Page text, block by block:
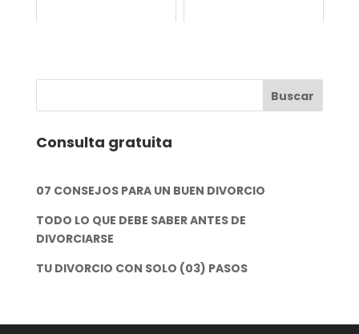
Consulta gratuita
07 CONSEJOS PARA UN BUEN DIVORCIO
TODO LO QUE DEBE SABER ANTES DE
DIVORCIARSE
TU DIVORCIO CON SOLO (03) PASOS